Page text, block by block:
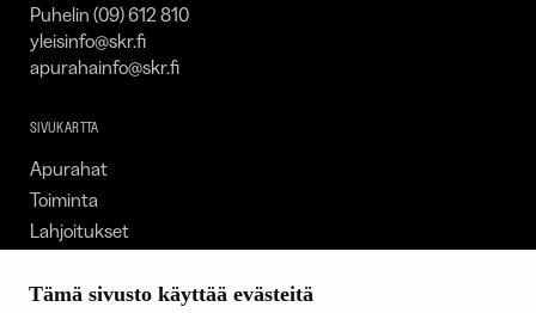
Tämä sivusto käyttää evästeitä
Puhelin (09) 612 810
yleisinfo@skr.fi
apurahainfo@skr.fi
SIVUKARTTA
Apurahat
Toiminta
Lahjoitukset
Ajankohtaista